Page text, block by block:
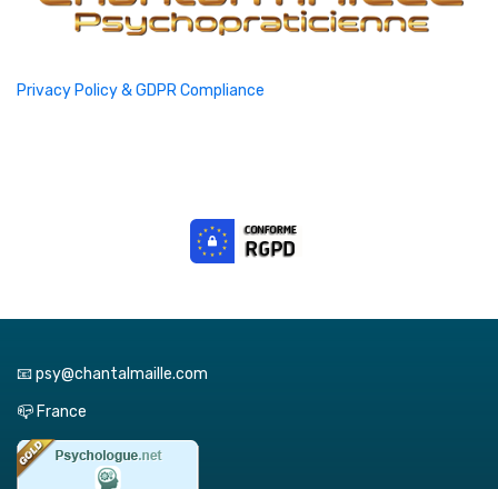
Privacy Policy & GDPR Compliance
📧 psy@chantalmaille.com
📪 France